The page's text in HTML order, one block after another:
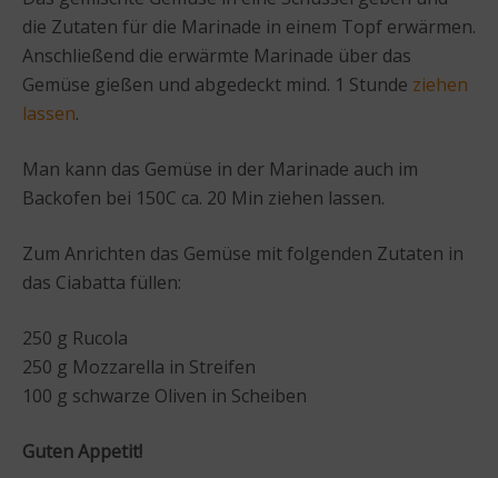
die Zutaten für die Marinade in einem Topf erwärmen.
Anschließend die erwärmte Marinade über das
Gemüse gießen und abgedeckt mind. 1 Stunde ziehen
lassen.
Man kann das Gemüse in der Marinade auch im
Backofen bei 150C ca. 20 Min ziehen lassen.
Zum Anrichten das Gemüse mit folgenden Zutaten in
das Ciabatta füllen:
250 g Rucola
250 g Mozzarella in Streifen
100 g schwarze Oliven in Scheiben
Guten Appetit!